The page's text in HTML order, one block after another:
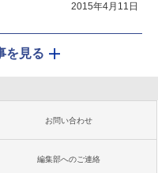
2015年4月11日
を見る
お問い合わせ
編集部へのご連絡